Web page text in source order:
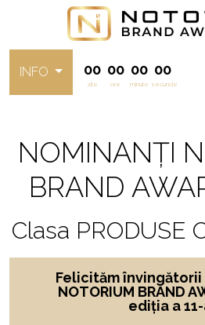
INFO 00
zile
00
ore
00
minute
00
secunde
NOMINANȚI
BRAND
Clasa PRODUSE
Felicităm învingătorii
NOTORIUM BRAND
ediția a